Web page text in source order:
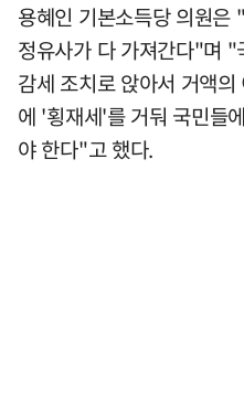
용혜인 기본소득당 의원은
정유사가 다 가져간다"며 "
감세 조치로 앉아서 거액
에 '횡재세'를 거둬 국민들
야 한다"고 했다.